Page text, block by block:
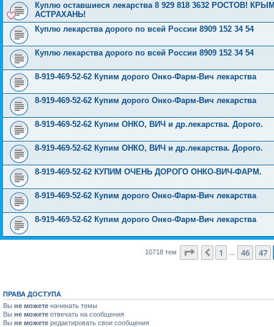
Куплю оставшиеся лекарства 8 929 818 3632 РОСТОВ!
АСТРАХАНЬ!
Куплю лекарства дорого по всей России 8909 152 34 54
Куплю лекарства дорого по всей России 8909 152 34 54
8-919-469-52-62 Купим дорого Онко-Фарм-Вич лекарства
8-919-469-52-62 Купим дорого Онко-Фарм-Вич лекарства
8-919-469-52-62 Купим ОНКО, ВИЧ и др.лекарства. Дорого.
8-919-469-52-62 Купим ОНКО, ВИЧ и др.лекарства. Дорого.
8-919-469-52-62 КУПИМ ОЧЕНЬ ДОРОГО ОНКО-ВИЧ-ФАРМ.
8-919-469-52-62 Купим дорого Онко-Фарм-Вич лекарства
8-919-469-52-62 Купим дорого Онко-Фарм-Вич лекарства
10718 тем Страница 48из 429
Пред.
1 46 47
ПРАВА ДОСТУПА
Вы не можете начинать темы
Вы не можете отвечать на сообщения
Вы не можете редактировать свои сообщения